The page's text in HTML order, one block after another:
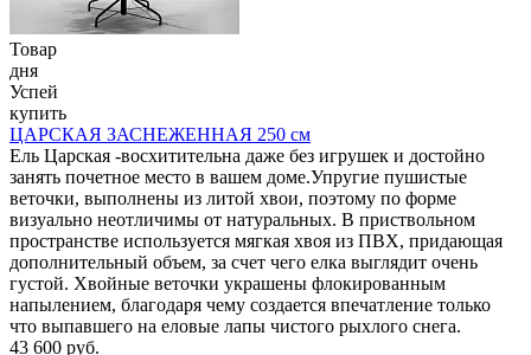
Товар
дня
Успей
купить
ЦАРСКАЯ ЗАСНЕЖЕННАЯ 250 см
Ель Царская -восхитительна даже без игрушек и достойно
занять почетное место в вашем доме.Упругие пушистые
веточки, выполнены из литой хвои, поэтому по форме
визуально неотличимы от натуральных. В приствольном
пространстве используется мягкая хвоя из ПВХ, придающая
дополнительный объем, за счет чего елка выглядит очень
густой. Хвойные веточки украшены флокированным
напылением, благодаря чему создается впечатление только
что выпавшего на еловые лапы чистого рыхлого снега.
43 600 руб.